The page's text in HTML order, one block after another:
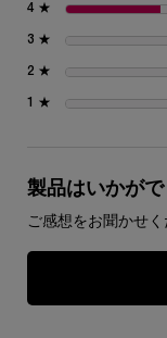
4 ★
3 ★
2 ★
1 ★
製品はいかがで
ご感想をお聞かせく